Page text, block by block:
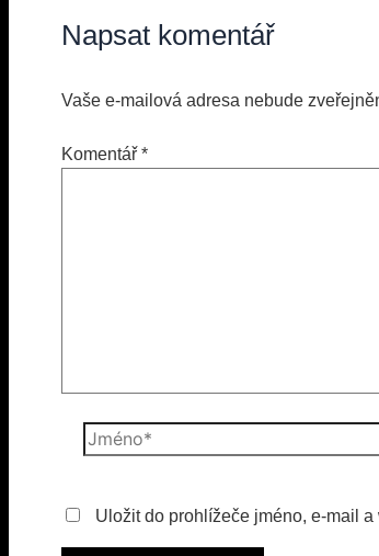
Napsat komentář
Vaše e-mailová adresa nebude
Komentář *
Jméno*
Uložit do prohlížeče jméno, e-mail